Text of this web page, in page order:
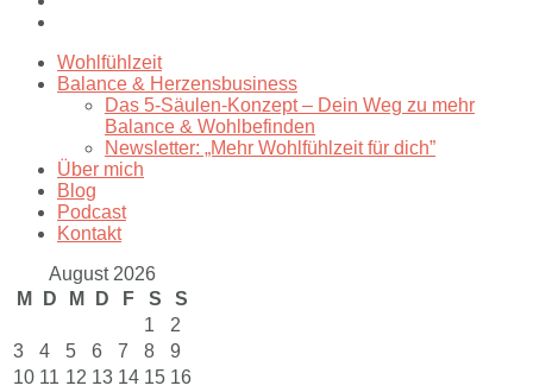
Wohlfühlzeit
Balance & Herzensbusiness
Das 5-Säulen-Konzept – Dein Weg zu mehr
Balance & Wohlbefinden
Newsletter: „Mehr Wohlfühlzeit für dich”
Über mich
Blog
Podcast
Kontakt
August 2026
M
D M D F S
S
1
2
3
4 5 6 7 8
9
10 11 12 13 14 15 16